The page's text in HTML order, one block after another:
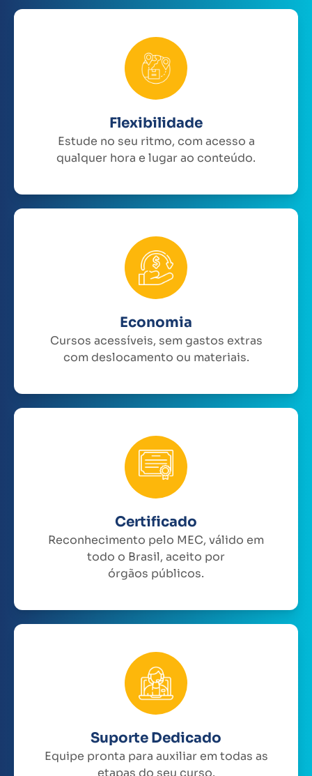
Flexibilidade
Estude no seu ritmo, com acesso a
qualquer hora e lugar ao conteúdo.
Economia
Cursos acessíveis, sem gastos extras
com deslocamento ou materiais.
Certificado
Reconhecimento pelo MEC, válido em
todo o Brasil, aceito por
órgãos públicos.
Suporte Dedicado
Equipe pronta para auxiliar em todas as
etapas do seu curso.